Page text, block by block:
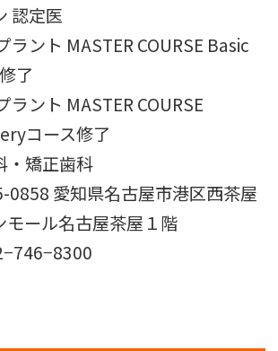
認定医
ラント MASTER COURSE Basic
了
ラント MASTER COURSE
コース修了
・矯正歯科
愛知県名古屋市港区西茶屋
モール名古屋茶屋１階